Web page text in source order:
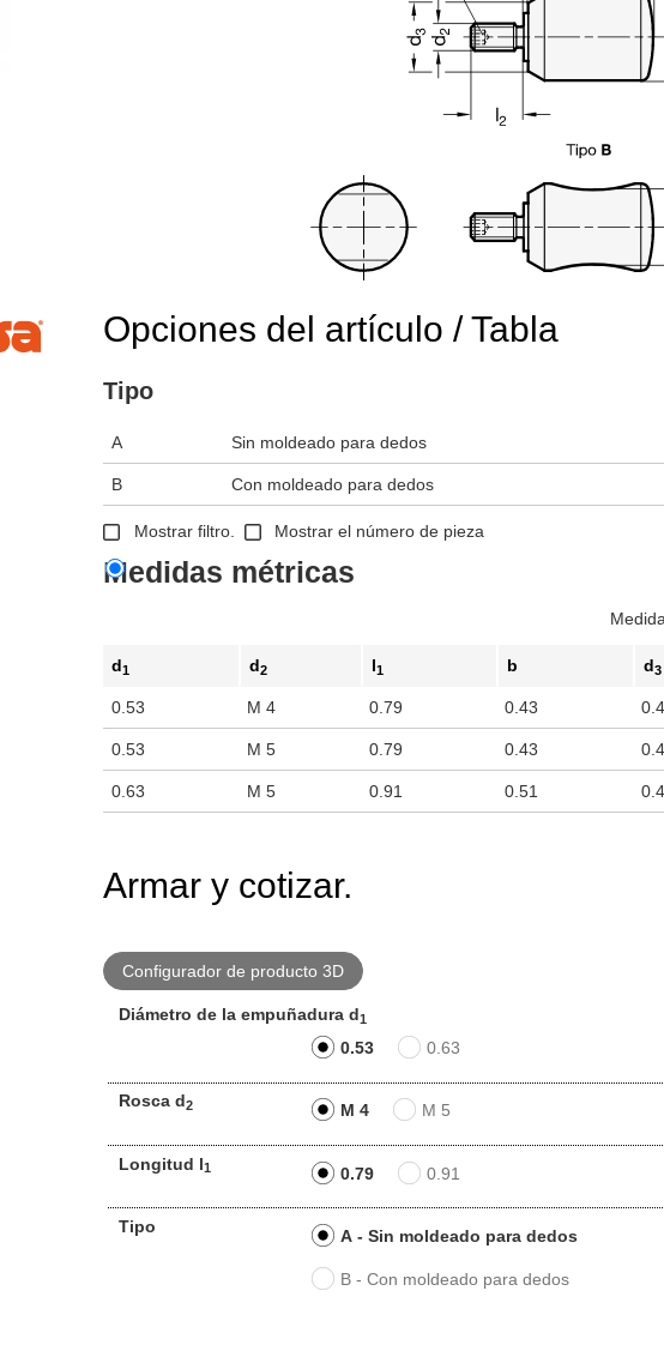
verla en el área de visualización principal del producto o use las teclas de
Opciones del artículo / Tabla
Tipo
A Sin moldeado para dedos
B Con moldeado para dedos
Mostrar filtro. Mostrar el número de pieza
Medidas métricas
d1 d2 l1 b d3
0.53 M 4 0.79 0.43
0.53 M 5 0.79 0.43
0.63 M 5 0.91 0.51
Armar y cotizar.
Configurador de producto 3D
Diámetro de la empuñadura d1
0.53 0.63
Rosca d2 M 4 M 5
Longitud l1 0.79 0.91
Tipo A - Sin moldeado para dedos
B - Con moldeado para dedos